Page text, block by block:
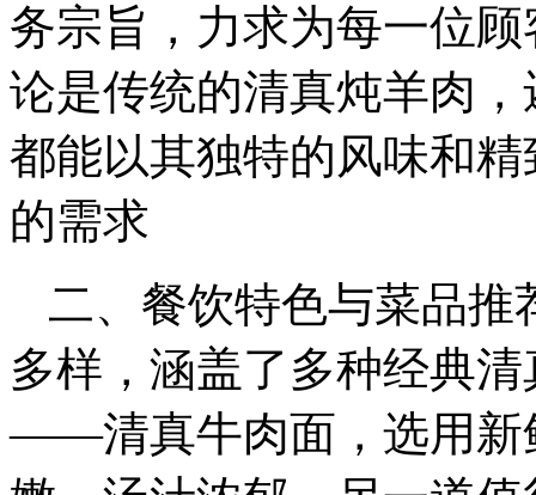
务宗旨，力求为每一位
论是传统的清真炖羊肉
都能以其独特的风味和
的需求
二、餐饮特色与菜品推
多样，涵盖了多种经典
——清真牛肉面，选用新